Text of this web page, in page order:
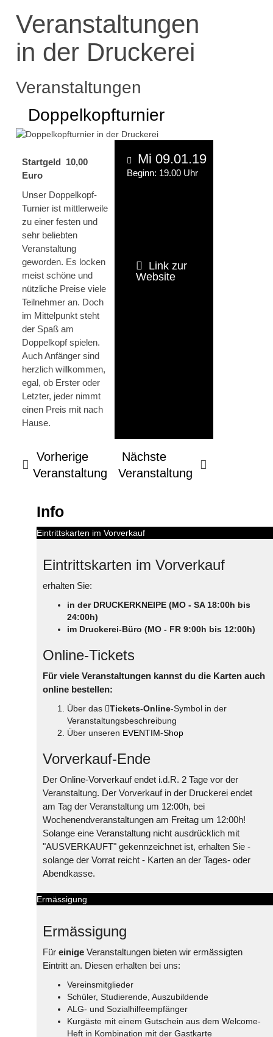
Veranstaltungen
in der Druckerei
Veranstaltungen
Doppelkopfturnier
Startgeld 10,00
Euro
Unser Doppelkopf-
Turnier ist mittlerweile
zu einer festen und
sehr beliebten
Veranstaltung
geworden. Es locken
meist schöne und
nützliche Preise viele
Teilnehmer an. Doch
im Mittelpunkt steht
der Spaß am
Doppelkopf spielen.
Auch Anfänger sind
herzlich willkommen,
egal, ob Erster oder
Letzter, jeder nimmt
einen Preis mit nach
Hause.
Mi 09.01.19
Beginn: 19.00 Uhr
Link zur
Website
Vorherige
Veranstaltung
Nächste
Veranstaltung
Info
Eintrittskarten im Vorverkauf
Eintrittskarten im Vorverkauf
erhalten Sie:
in der DRUCKERKNEIPE (MO - SA 18:00h bis
24:00h)
im Druckerei-Büro (MO - FR 9:00h bis 12:00h)
Online-Tickets
Für viele Veranstaltungen kannst du die Karten auch
online bestellen:
Über das Tickets-Online-Symbol in der
Veranstaltungsbeschreibung
Über unseren EVENTIM-Shop
Vorverkauf-Ende
Der Online-Vorverkauf endet i.d.R. 2 Tage vor der
Veranstaltung. Der Vorverkauf in der Druckerei endet
am Tag der Veranstaltung um 12:00h, bei
Wochenendveranstaltungen am Freitag um 12:00h!
Solange eine Veranstaltung nicht ausdrücklich mit
"AUSVERKAUFT" gekennzeichnet ist, erhalten Sie -
solange der Vorrat reicht - Karten an der Tages- oder
Abendkasse.
Ermässigung
Ermässigung
Für einige Veranstaltungen bieten wir ermässigten
Eintritt an. Diesen erhalten bei uns:
Vereinsmitglieder
Schüler, Studierende, Auszubildende
ALG- und Sozialhilfeempfänger
Kurgäste mit einem Gutschein aus dem Welcome-
Heft in Kombination mit der Gastkarte